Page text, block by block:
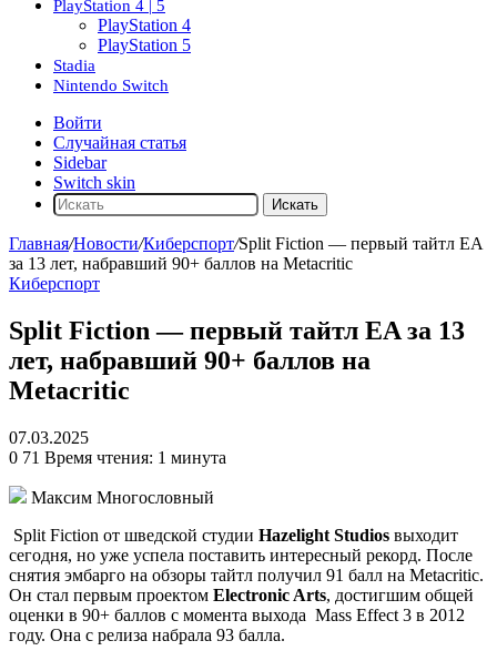
PlayStation 4 | 5
PlayStation 4
PlayStation 5
Stadia
Nintendo Switch
Войти
Случайная статья
Sidebar
Switch skin
Искать
Главная/Новости/Киберспорт/Split Fiction — первый тайтл EA
за 13 лет, набравший 90+ баллов на Metacritic
Киберспорт
Split Fiction — первый тайтл EA за 13
лет, набравший 90+ баллов на
Metacritic
07.03.2025
0 71 Время чтения: 1 минута
Максим Многословный
Split Fiction от шведской студии Hazelight Studios выходит
сегодня, но уже успела поставить интересный рекорд. После
снятия эмбарго на обзоры тайтл получил 91 балл на Metacritic.
Он стал первым проектом Electronic Arts, достигшим общей
оценки в 90+ баллов с момента выхода Mass Effect 3 в 2012
году. Она с релиза набрала 93 балла.